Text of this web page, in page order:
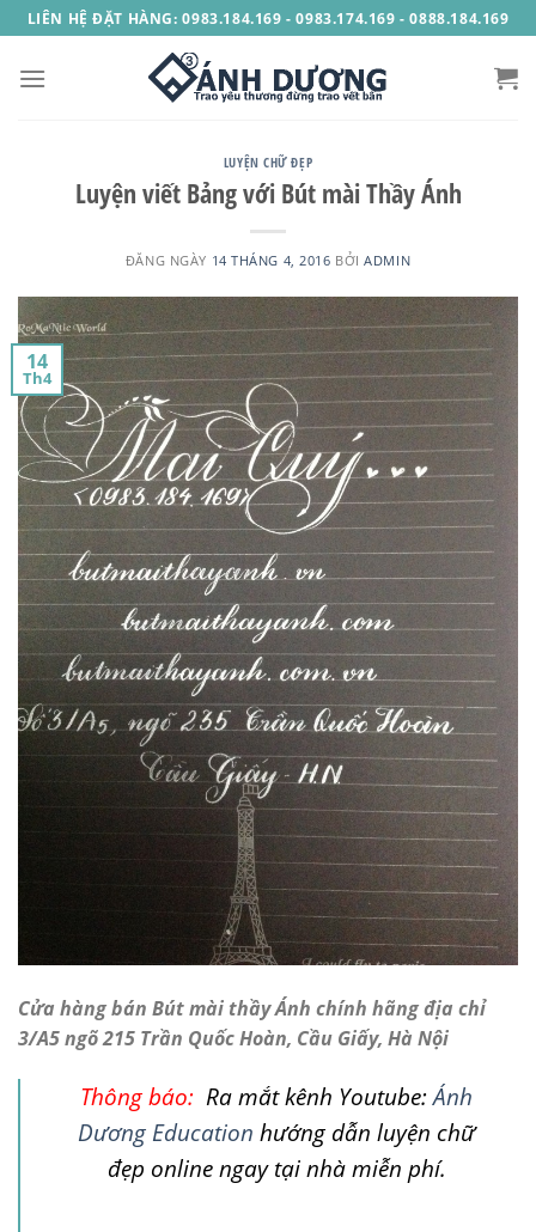
Skip
to
content
LIÊN HỆ ĐẶT HÀNG: 0983.184.169 - 0983.174.169 - 0888.184.169
LUYỆN CHỮ ĐẸP
Luyện viết Bảng với Bút mài Thầy Ánh
ĐĂNG NGÀY 14 THÁNG 4, 2016 BỞIADMIN
14
Th4
Cửa hàng bán Bút mài thầy Ánh chính hãng địa chỉ
3/A5 ngõ 215 Trần Quốc Hoàn, Cầu Giấy, Hà Nội
Thông báo: Ra mắt kênh Youtube:Ánh
Dương Education hướng dẫn luyện chữ
đẹp online ngay tại nhà miễn phí.